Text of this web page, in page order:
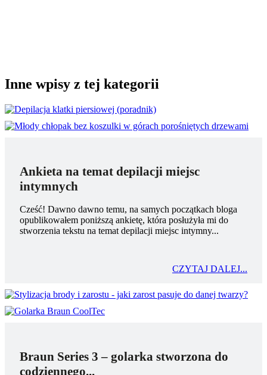
Inne wpisy z tej kategorii
Ankieta na temat depilacji miejsc
intymnych
Cześć! Dawno dawno temu, na samych początkach bloga
opublikowałem poniższą ankietę, która posłużyła mi do
stworzenia tekstu na temat depilacji miejsc intymny...
CZYTAJ DALEJ...
Braun Series 3 – golarka stworzona do
codziennego...